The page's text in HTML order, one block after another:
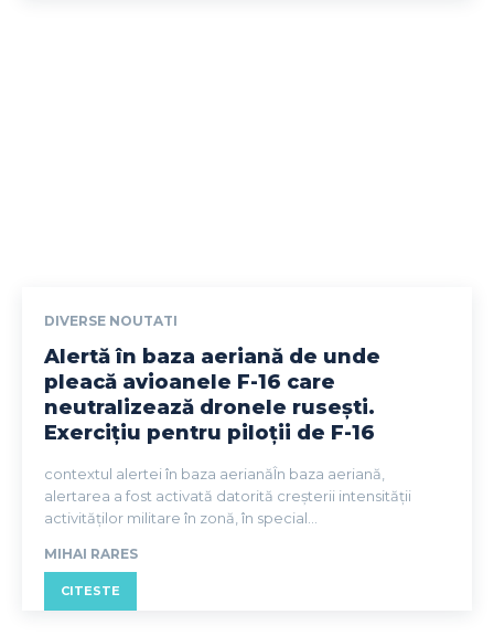
DIVERSE NOUTATI
Alertă în baza aeriană de unde
pleacă avioanele F-16 care
neutralizează dronele rusești.
Exercițiu pentru piloții de F-16
contextul alertei în baza aerianăÎn baza aeriană,
alertarea a fost activată datorită creșterii intensității
activităților militare în zonă, în special...
MIHAI RARES
CITESTE